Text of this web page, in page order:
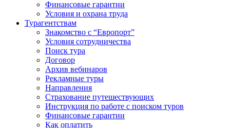
Финансовые гарантии
Условия и охрана труда
Турагентствам
Знакомство с “Европорт”
Условия сотрудничества
Поиск тура
Договор
Архив вебинаров
Рекламные туры
Направления
Страхование путешествующих
Инструкция по работе с поиском туров
Финансовые гарантии
Как оплатить